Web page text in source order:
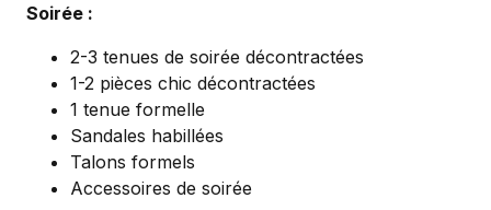
Soirée :
2-3 tenues de soirée décontractées
1-2 pièces chic décontractées
1 tenue formelle
Sandales habillées
Talons formels
Accessoires de soirée